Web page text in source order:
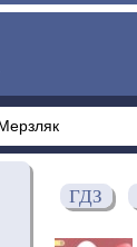
ГДЗ